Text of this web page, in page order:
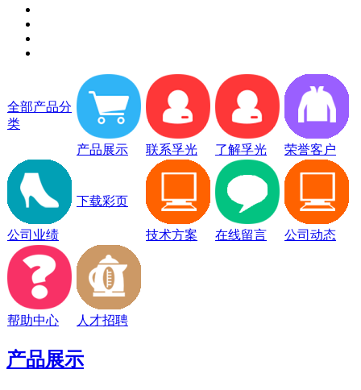
全部产品分
类
产品展示
联系孚光 了解孚光 荣誉客户
公司业绩
下载彩页
技术方案 在线留言 公司动态
帮助中心 人才招聘
产品展示